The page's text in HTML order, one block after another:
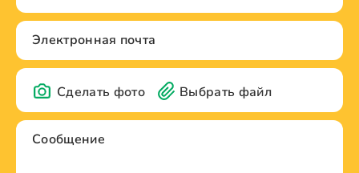
Сделать фото Выбрать файл